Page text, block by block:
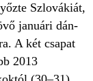
Szlovákiát,
januári dán-
A két csapat
2013